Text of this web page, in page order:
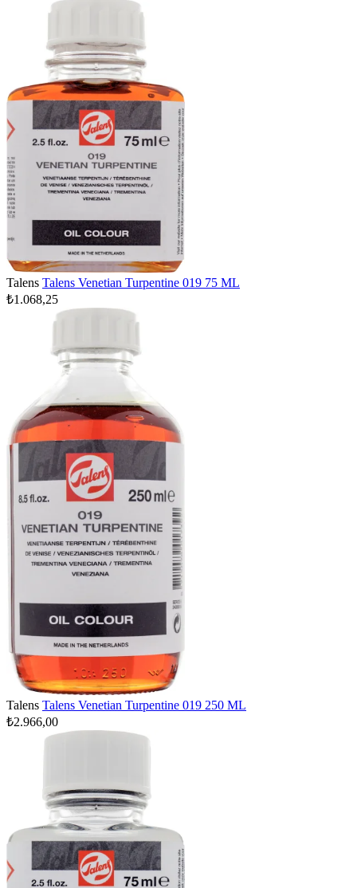
Talens Talens Venetian Turpentine 019 75 ML
₺1.068,25
Talens Talens Venetian Turpentine 019 250 ML
₺2.966,00